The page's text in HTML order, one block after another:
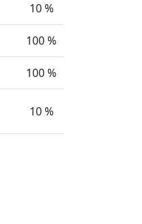
10 %
100 %
100 %
10 %